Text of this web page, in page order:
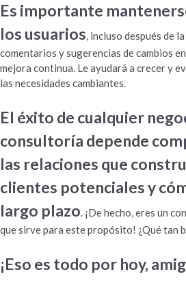
Es importante
los usuarios, incluso después de
comentarios y sugerencias de cambios
mejora continua. Le ayudará a crecer y
las necesidades cambiantes.
El éxito de cualquier
consultoría depende
las relaciones que
clientes potenciales y
largo plazo. ¡De hecho, eres un
que sirve para este propósito! ¿Qué tan
¡Eso es todo por hoy,